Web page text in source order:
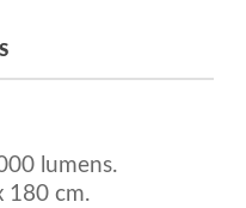
lumens.
180 cm.